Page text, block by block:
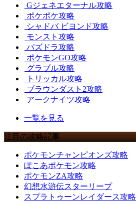
Gジェネエターナル攻略
ポケポケ攻略
シャドバ ビヨンド攻略
モンスト攻略
パズドラ攻略
ポケモンGO攻略
グラブル攻略
トリッカル攻略
ブラウンダスト2攻略
アークナイツ攻略
一覧を見る
注目の攻略記事
ポケモンチャンピオンズ攻略
ぽこあポケモン攻略
ポケモンZA攻略
幻想水滸伝スターリープ
スプラトゥーンレイダース攻略